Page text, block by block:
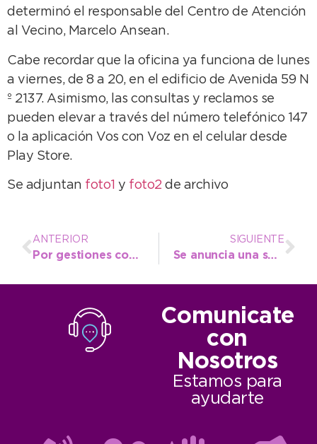
determinó el responsable del Centro de Atención
al Vecino, Marcelo Ansean.
Cabe recordar que la oficina ya funciona de lunes
a viernes, de 8 a 20, en el edificio de Avenida 59 N
º 2137. Asimismo, las consultas y reclamos se
pueden elevar a través del número telefónico 147
o la aplicación Vos con Voz en el celular desde
Play Store.
Se adjuntan foto1 y foto2 de archivo
ANTERIOR
Por gestiones conjuntas de López y Bomberos, llegó una autobomba multipropósito
SIGUIENTE
Se anuncia una semana lluviosa para esta región del sudeste
Comunicate
con
Nosotros
Estamos para
ayudarte